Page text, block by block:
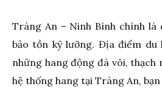
Tràng An – Ninh Bình chính là
bảo tồn kỹ lưỡng. Địa điểm du
những hang động đá vôi, thạch
hệ thống hang tại Tràng An,